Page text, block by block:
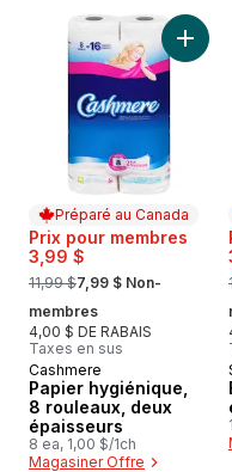
sauter Meilleures Ventes
Préparé au Canada
Prix pour membres
3,99 $
, formerly:
11,99 $7,99 $ Non-
membres
4,00 $ DE RABAIS
Taxes en sus
Préparé au Canada
Cashmere
Papier hygiénique,
8 rouleaux, deux
épaisseurs
8 ea, 1,00 $/1ch
Magasiner Offre